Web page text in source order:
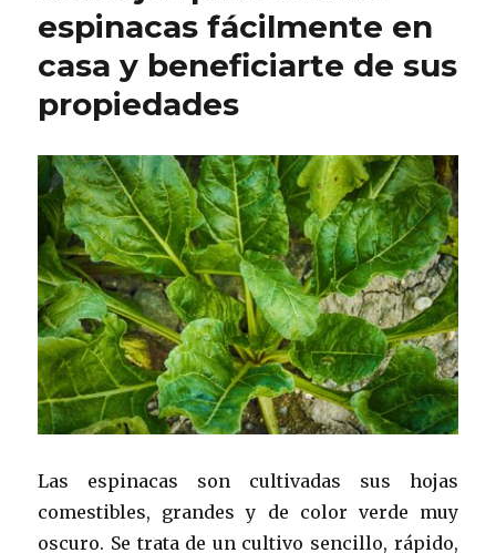
espinacas fácilmente en
casa y beneficiarte de sus
propiedades
Las espinacas son cultivadas sus hojas
comestibles, grandes y de color verde muy
oscuro. Se trata de un cultivo sencillo, rápido,